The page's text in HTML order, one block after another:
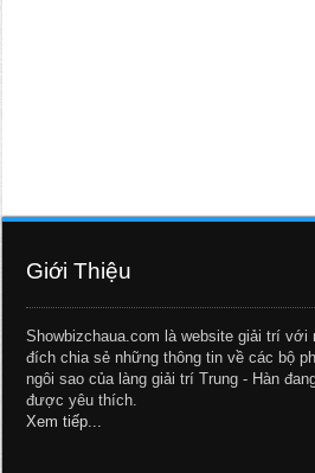
Giới Thiệu
Showbizchaua.com là website giải trí với
đích chia sẻ những thông tin về các bộ
ngôi sao của làng giải trí Trung - Hàn
được yêu thích.
Xem tiếp...